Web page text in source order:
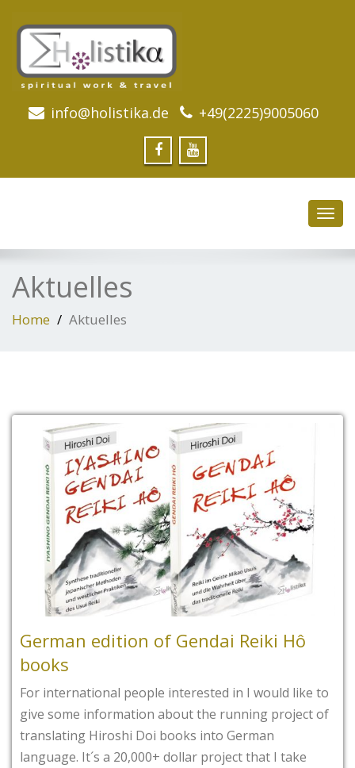
info@holistika.de +49(2225)9005060
Aktuelles
Home Aktuelles
German edition of Gendai Reiki Hô
books
For international people interested in I would like to
give some information about the running project of
translating Hiroshi Doi books into German
language. It´s a 20,000+ dollar project that I take